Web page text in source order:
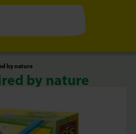
by nature
by nature